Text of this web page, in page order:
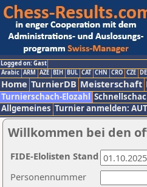
Logged on: Gast
Arabic ARM AZE BIH BUL CAT CHN CRO CZE
Home TurnierDB Meisterschaft
Turnierschach-Elozahl
Allgemeines Turnier anmelden: AUT
Willkommen bei den
Personennummer
FIDE-Elolisten Stand